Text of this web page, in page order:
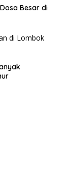
Besar di